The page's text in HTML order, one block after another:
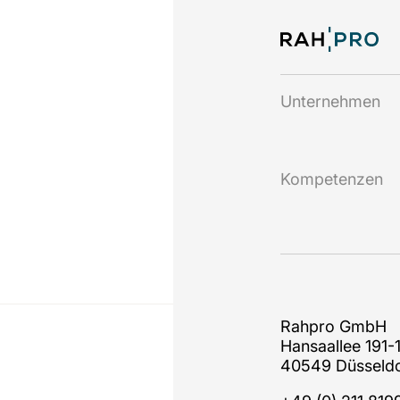
Unternehmen
Kompetenzen
Rahpro GmbH
Hansaallee 191-
40549